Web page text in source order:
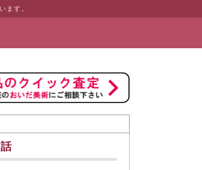
ます。
「絵画のある暮らしを」を公開致しました